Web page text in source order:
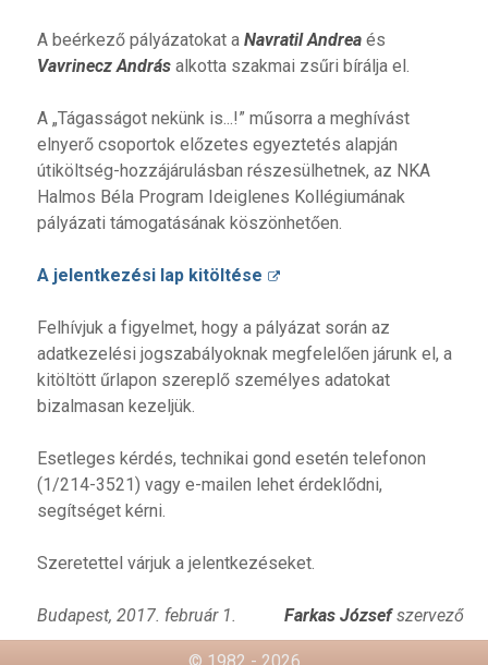
A beérkező pályázatokat a Navratil Andreaés
Vavrinecz Andrásalkotta szakmai zsűri bírálja el.
A „Tágasságot nekünk is...!” műsorra a meghívást
elnyerő csoportok előzetes egyeztetés alapján
útiköltség-hozzájárulásban részesülhetnek, az NKA
Halmos Béla Program Ideiglenes Kollégiumának
pályázati támogatásának köszönhetően.
A jelentkezési lap kitöltése
Felhívjuk a figyelmet, hogy a pályázat során az
adatkezelési jogszabályoknak megfelelően járunk el, a
kitöltött űrlapon szereplő személyes adatokat
bizalmasan kezeljük.
Esetleges kérdés, technikai gond esetén telefonon
(1/214-3521) vagy e-mailen lehet érdeklődni,
segítséget kérni.
Szeretettel várjuk a jelentkezéseket.
Budapest, 2017. február 1. Farkas Józsefszervező